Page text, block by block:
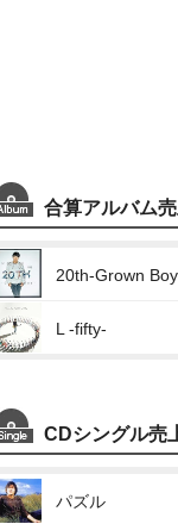
合算アルバム
20th-Grown
L -fifty-
CDシングル売
パズル